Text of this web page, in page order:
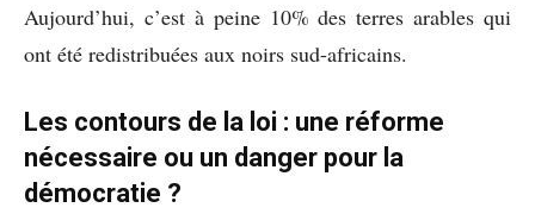
Aujourd’hui, c’est à peine 10% des terres arables qui
ont été redistribuées aux noirs sud-africains.
Les contours de la loi : une réforme
nécessaire ou un danger pour la
démocratie ?